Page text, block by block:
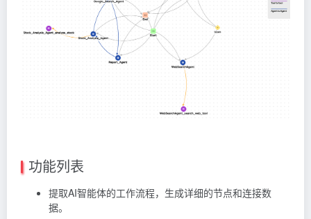
功能列表
提取AI智能体的工作流程，生成详细的节点和连接数
据。